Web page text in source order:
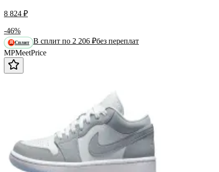
8 824 ₽
-46%
Я Сплит В сплит по 2 206 ₽без переплат
MPMeetPrice